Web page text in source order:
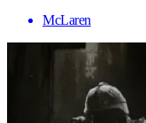
McLaren